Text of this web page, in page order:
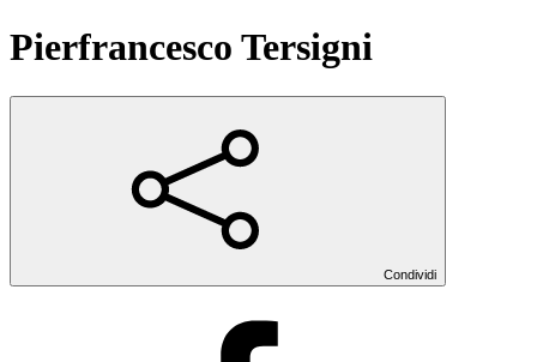
Pierfrancesco Tersigni
Condividi